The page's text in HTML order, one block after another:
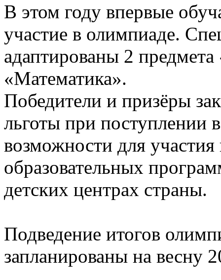
В этом году впервые
участие в олимпиаде.
адаптированы 2
«Математика».
Победители и призёры
льготы при поступлении
возможности для
образовательных
детских центрах страны.
Подведение итогов
запланированы на весну